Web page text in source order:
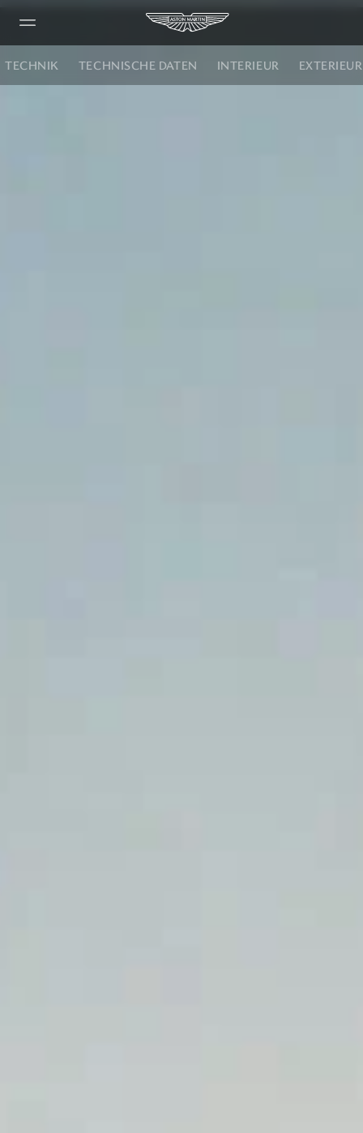
Vanquish
TECHNIK TECHNISCHE DATEN INTERIEUR EXTERIEUR